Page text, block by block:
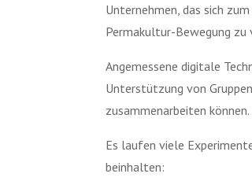
Unternehmen, das sich
Permakultur-Bewegung zu
Angemessene digitale
Unterstützung von
zusammenarbeiten können.
Es laufen viele
beinhalten: